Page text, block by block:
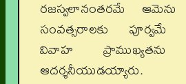
రజస్వలానంతరమే
సంవత్సరాలకు పూర్వమే
వివాహ
ఆదర్శనీయుడయ్యారు.